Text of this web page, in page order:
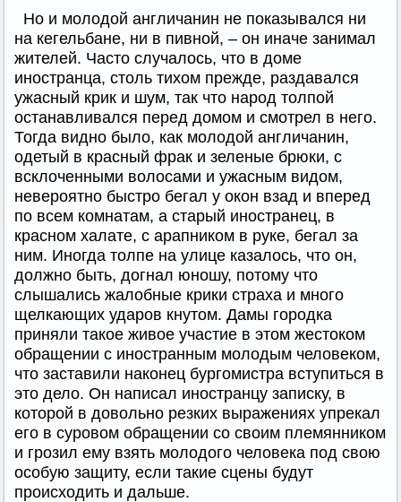
Но и молодой англичанин не показывался ни
на кегельбане, ни в пивной, – он иначе занимал
жителей. Часто случалось, что в доме
иностранца, столь тихом прежде, раздавался
ужасный крик и шум, так что народ толпой
останавливался перед домом и смотрел в него.
Тогда видно было, как молодой англичанин,
одетый в красный фрак и зеленые брюки, с
всклоченными волосами и ужасным видом,
невероятно быстро бегал у окон взад и вперед
по всем комнатам, а старый иностранец, в
красном халате, с арапником в руке, бегал за
ним. Иногда толпе на улице казалось, что он,
должно быть, догнал юношу, потому что
слышались жалобные крики страха и много
щелкающих ударов кнутом. Дамы городка
приняли такое живое участие в этом жестоком
обращении с иностранным молодым человеком,
что заставили наконец бургомистра вступиться в
это дело. Он написал иностранцу записку, в
которой в довольно резких выражениях упрекал
его в суровом обращении со своим племянником
и грозил ему взять молодого человека под свою
особую защиту, если такие сцены будут
происходить и дальше.